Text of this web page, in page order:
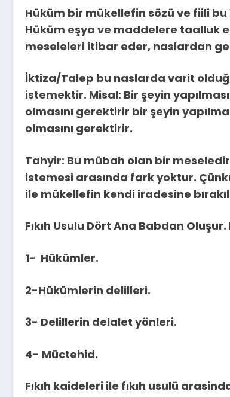
Hüküm bir mükellefin sözü ve fiili
Hüküm eşya ve maddelere taalluk
meseleleri itibar eder, naslardan
İktiza/Talep bu naslarda varit
istemektir. Misal: Bir şeyin
olmasını gerektirir bir şeyin
olmasını gerektirir.
Tahyir: Bu mübah olan bir
istemesi arasında fark yoktur.
ile mükellefin kendi iradesine
Fıkıh Usulu Dört Ana Babdan
1- Hükümler.
2-Hükümlerin delilleri.
3- Delillerin delalet yönleri.
4- Müctehid.
Fıkıh kaideleri ile fıkıh usulü